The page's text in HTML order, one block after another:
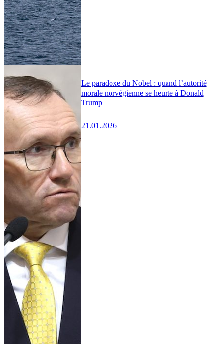
Le paradoxe du Nobel : quand l’autorité
morale norvégienne se heurte à Donald
Trump
21.01.2026